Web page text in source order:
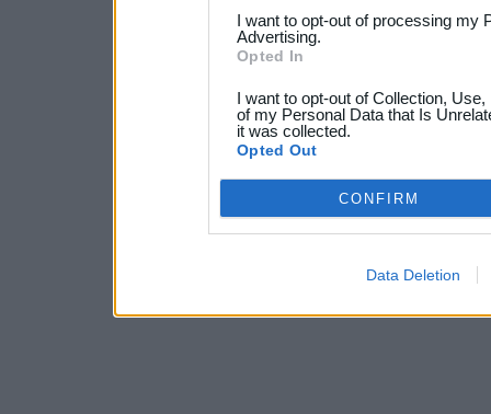
I want to opt-out of processing my
Advertising.
Opted In
I want to opt-out of Collection,
of my Personal Data that Is
it was collected.
Opted Out
CONFIRM
Data Deletion